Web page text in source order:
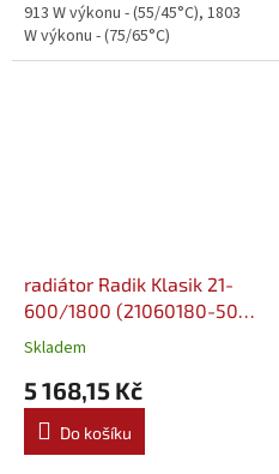
913 W výkonu - (55/45°C), 1803
W výkonu - (75/65°C)
radiátor Radik Klasik 21-
600/1800 (21060180-50-
0010)
Skladem
5 168,15 Kč
Do košíku